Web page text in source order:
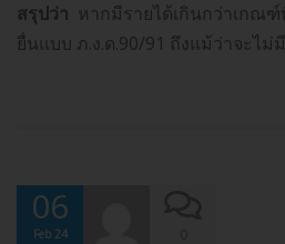
สรุปว่า หากมีรายได้เกินกว่าเกณ
ยื่นแบบ ภ.ง.ด.90/91 ถึงแม้ว่าจะไม่
06
Feb 24